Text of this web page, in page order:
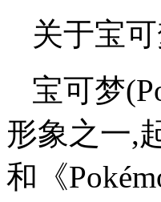
关于宝
宝可梦
形象之一,
和《